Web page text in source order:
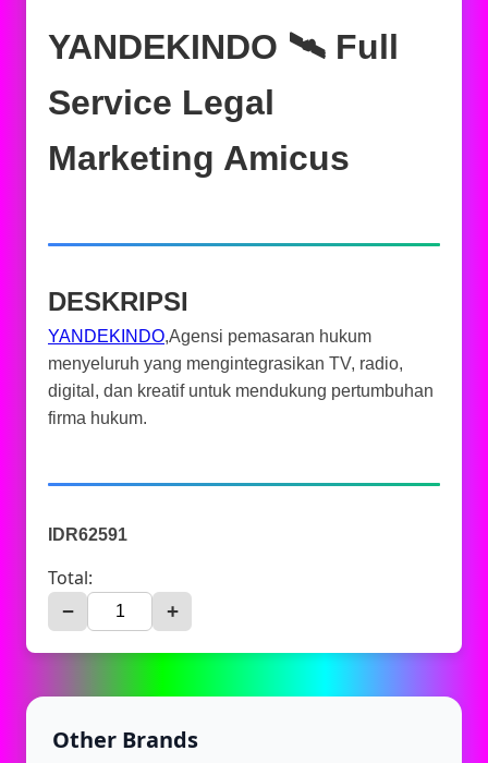
YANDEKINDO 🛰️‍ Full
Service Legal
Marketing Amicus
DESKRIPSI
YANDEKINDO,Agensi pemasaran hukum
menyeluruh yang mengintegrasikan TV, radio,
digital, dan kreatif untuk mendukung pertumbuhan
firma hukum.
IDR62591
Total:
− +
Other Brands